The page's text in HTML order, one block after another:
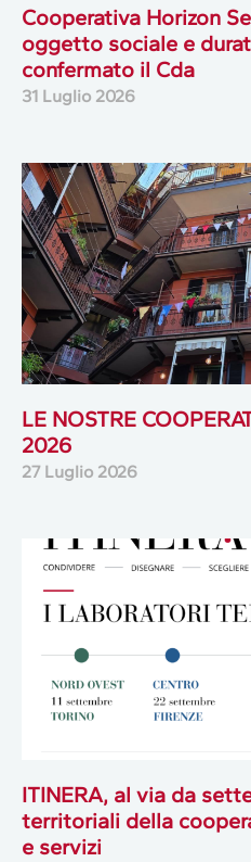
Cooperativa Horizon
oggetto sociale e
confermato il Cda
31 Luglio 2026
LE NOSTRE
2026
27 Luglio 2026
ITINERA, al via da
territoriali della
e servizi